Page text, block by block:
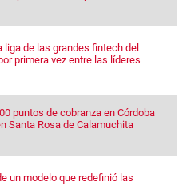
liga de las grandes fintech del
primera vez entre las líderes
puntos de cobranza en Córdoba
Santa Rosa de Calamuchita
un modelo que redefinió las